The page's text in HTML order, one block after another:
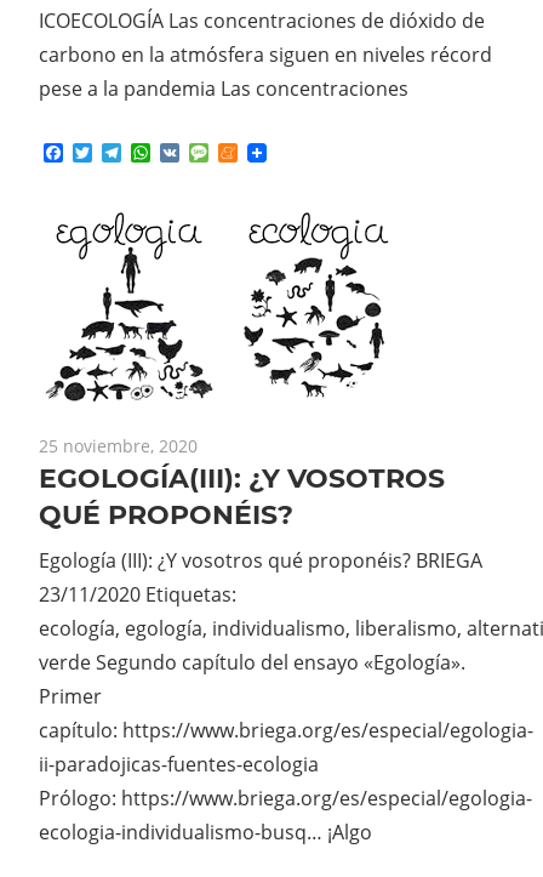
ICOECOLOGÍA Las concentraciones de dióxido de
carbono en la atmósfera siguen en niveles récord
pese a la pandemia Las concentraciones
Facebook
TwitterTelegram
WhatsApp
VK MessageMeneame
25 noviembre, 2020
EGOLOGÍA(III): ¿Y VOSOTROS
QUÉ PROPONÉIS?
Egología (III): ¿Y vosotros qué proponéis? BRIEGA
23/11/2020 Etiquetas:
ecología, egología, individualismo, liberalismo,
verde Segundo capítulo del ensayo «Egología».
Primer
capítulo: https://www.briega.org/es/especial/egologia-
ii-paradojicas-fuentes-ecologia
Prólogo: https://www.briega.org/es/especial/egologia-
ecologia-individualismo-busq… ¡Algo